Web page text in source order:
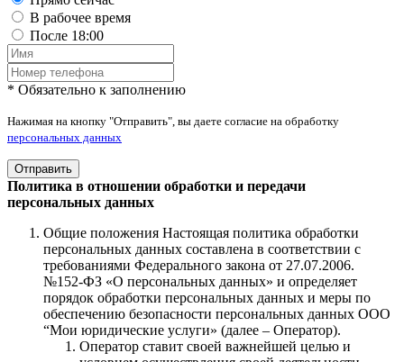
В рабочее время
После 18:00
* Обязательно к заполнению
Нажимая на кнопку "Отправить", вы даете согласие на обработку
персональных данных
Отправить
Политика в отношении обработки и передачи
персональных данных
Общие положения Настоящая политика обработки
персональных данных составлена в соответствии с
требованиями Федерального закона от 27.07.2006.
№152-ФЗ «О персональных данных» и определяет
порядок обработки персональных данных и меры по
обеспечению безопасности персональных данных ООО
“Мои юридические услуги» (далее – Оператор).
Оператор ставит своей важнейшей целью и